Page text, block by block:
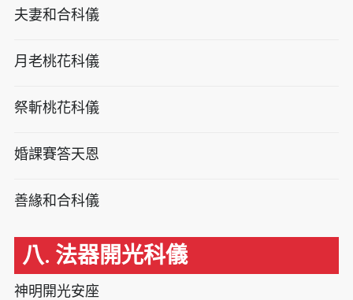
夫妻和合科儀
月老桃花科儀
祭斬桃花科儀
婚課賽答天恩
善緣和合科儀
八. 法器開光科儀
神明開光安座